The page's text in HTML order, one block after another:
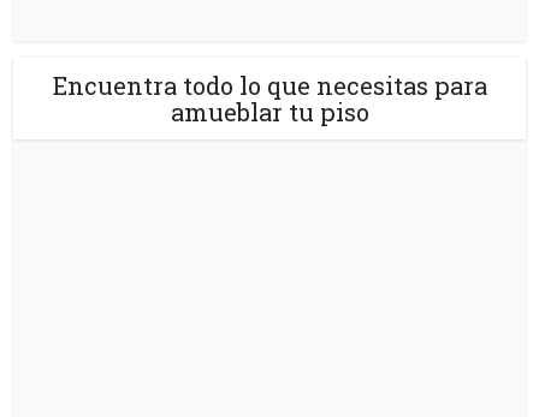
Encuentra todo lo que necesitas para
amueblar tu piso